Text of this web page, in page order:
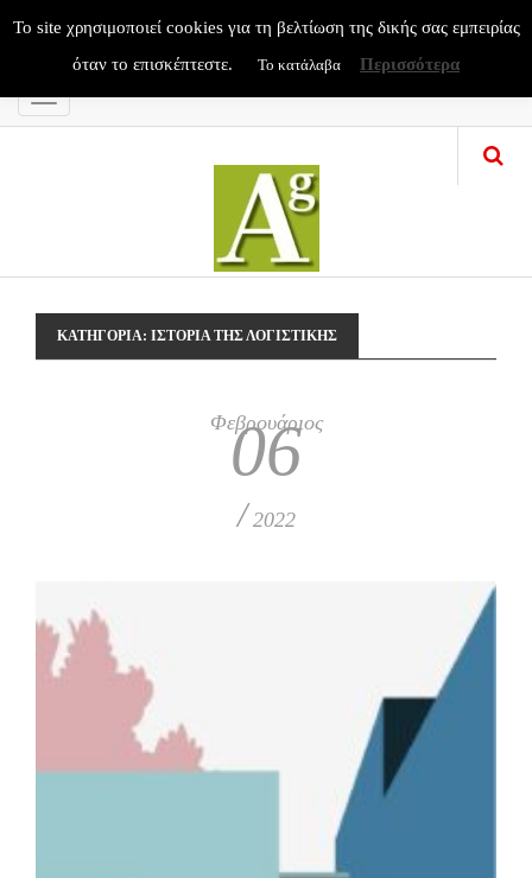
Menu
ΚΑΤΗΓΟΡΊΑ: ΙΣΤΟΡΙΑ ΤΗΣ ΛΟΓΙΣΤΙΚΗΣ
Φεβρουάριος
06
/ 2022
To site χρησιμοποιεί cookies για τη βελτίωση της δικής σας εμπειρίας
όταν το επισκέπτεστε.
Το κατάλαβα Περισσότερα